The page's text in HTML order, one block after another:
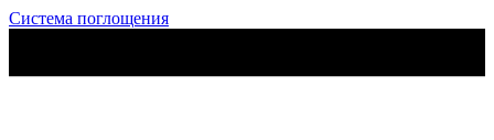
Система поглощения